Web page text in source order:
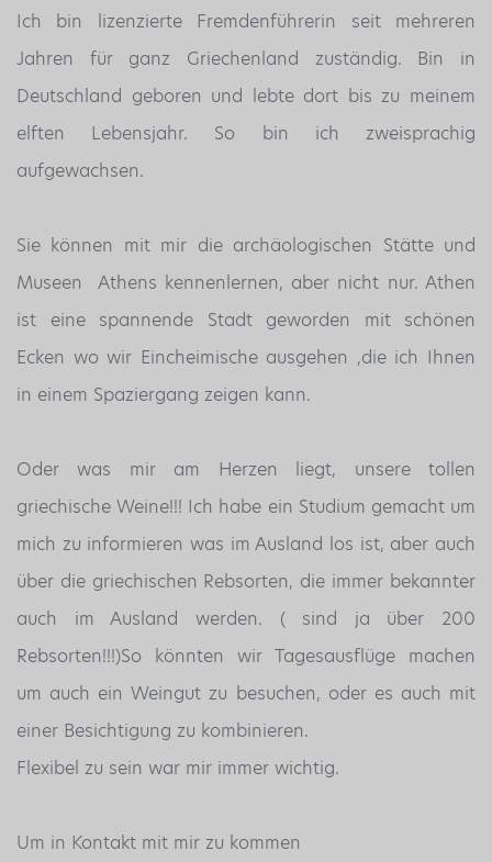
Ich bin lizenzierte Fremdenführerin seit mehreren
Jahren für ganz Griechenland zuständig. Bin in
Deutschland geboren und lebte dort bis zu meinem
elften Lebensjahr. So bin ich zweisprachig
aufgewachsen.
Sie können mit mir die archäologischen Stätte und
Museen Athens kennenlernen, aber nicht nur. Athen
ist eine spannende Stadt geworden mit schönen
Ecken wo wir Eincheimische ausgehen ,die ich Ihnen
in einem Spaziergang zeigen kann.
Oder was mir am Herzen liegt, unsere tollen
griechische Weine!!! Ich habe ein Studium gemacht um
mich zu informieren was im Ausland los ist, aber auch
über die griechischen Rebsorten, die immer bekannter
auch im Ausland werden. ( sind ja über 200
Rebsorten!!!)So könnten wir Tagesausflüge machen
um auch ein Weingut zu besuchen, oder es auch mit
einer Besichtigung zu kombinieren.
Flexibel zu sein war mir immer wichtig.
Um in Kontakt mit mir zu kommen